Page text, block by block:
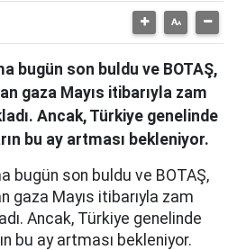
bugün son buldu ve BOTAŞ,
gaza Mayıs itibarıyla zam
Ancak, Türkiye genelinde
bu ay artması bekleniyor.
bugün son buldu ve BOTAŞ,
gaza Mayıs itibarıyla zam
Ancak, Türkiye genelinde
bu ay artması bekleniyor.